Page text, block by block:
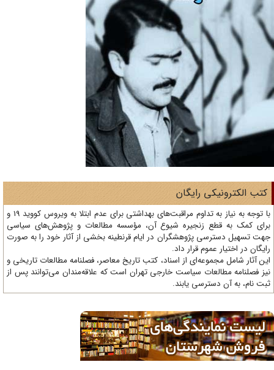
الکترونیکی رایگان
با توجه به نیاز به تداوم مراقبت‌های بهداشتی برای عدم ابتلا به ویروس کووید 19 و
کمک به قطع زنجیره شیوع آن، مؤسسه مطالعات و پژوهش‌های سیاسی
تسهیل دسترسی پژوهشگران در ایام قرنطینه بخشی از آثار خود را به صورت
در اختیار عموم قرار داد.
آثار شامل مجموعه‌ای از اسناد، کتب تاریخ معاصر، فصلنامه‌ مطالعات تاریخی و
فصلنامه مطالعات سیاست خارجی تهران است که علاقه‌مندان می‌توانند پس از
نام، به آن دسترسی یابند.